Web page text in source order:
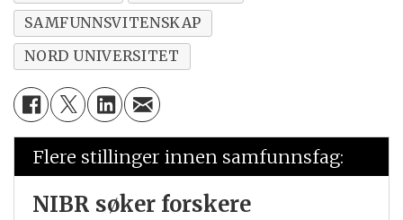
SAMFUNNSVITENSKAP
NORD UNIVERSITET
Flere stillinger innen samfunnsfag:
NIBR søker forskere